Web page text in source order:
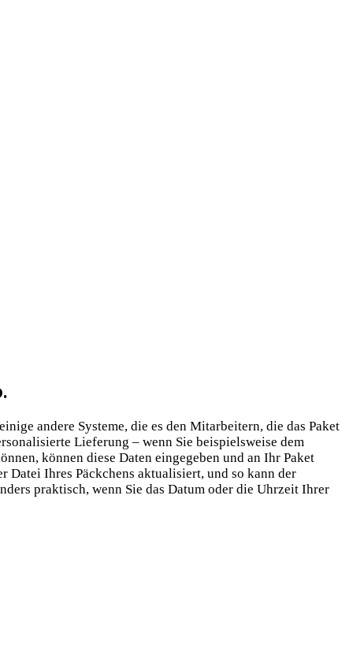
andere Systeme, die es den Mitarbeitern, die das Paket
Lieferung – wenn Sie beispielsweise dem
können diese Daten eingegeben und an Ihr Paket
Datei Ihres Päckchens aktualisiert, und so kann der
praktisch, wenn Sie das Datum oder die Uhrzeit Ihrer